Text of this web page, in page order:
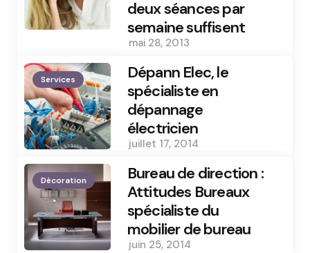
deux séances par
semaine suffisent
mai 28, 2013
Services
Dépann Elec, le
spécialiste en
dépannage
électricien
juillet 17, 2014
Décoration
Bureau de direction :
Attitudes Bureaux
spécialiste du
mobilier de bureau
juin 25, 2014